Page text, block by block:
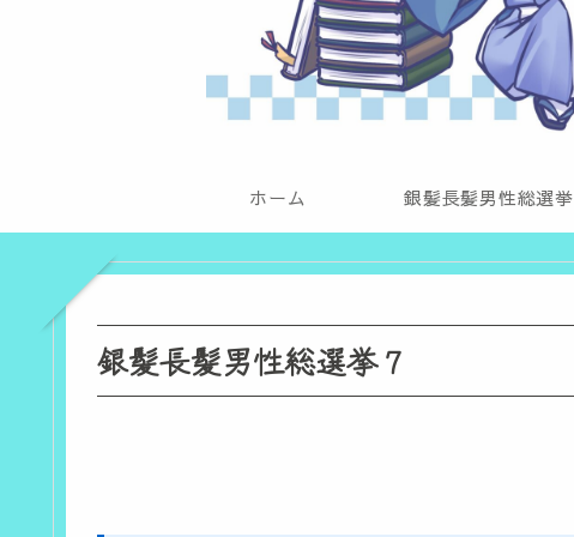
ホーム 銀髪長髪男性総選挙
銀髪長髪男性総選挙７